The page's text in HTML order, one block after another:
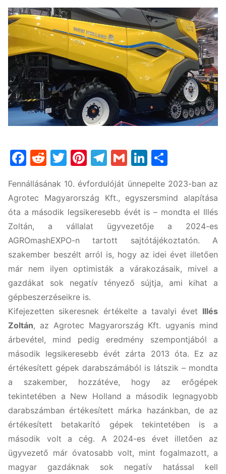
Facebook
Reddit
Twitter
Pinterest
Telegram
GmailLinkedIn
Fennállásának 10. évfordulóját ünnepelte 2023-ban az
Agrotec Magyarország Kft., egyszersmind alapítása
óta a második legsikeresebb évét is – mondta el Illés
Zoltán, a vállalat ügyvezetője a 2024-es
AGROmashEXPO-n tartott sajtótájékoztatón. A
szakember beszélt arról is, hogy az idei évet illetően
már nem ilyen optimisták a várakozásaik, mivel a
gazdákat sok negatív tényező sújtja, ami kihat a
gépbeszerzéseikre is.
Kifejezetten sikeresnek értékelte a tavalyi évet Illés
Zoltán, az Agrotec Magyarország Kft. ugyanis mind
árbevétel, mind pedig eredmény szempontjából a
második legsikeresebb évét zárta 2013 óta. Ez az
értékesített gépek darabszámából is látszik – mondta
a szakember, hozzátéve, hogy az erőgépek
tekintetében a New Holland a második legnagyobb
darabszámban értékesített márka hazánkban, de az
értékesített betakarító gépek tekintetében is a
második volt a cég. A 2024-es évet illetően az
ügyvezető már óvatosabb volt, mint fogalmazott, a
magyar gazdáknak sok negatív hatással kell